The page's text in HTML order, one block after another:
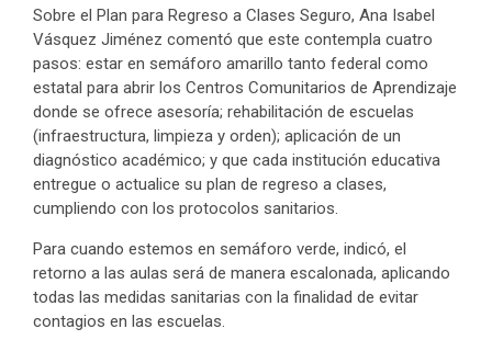
Sobre el Plan para Regreso a Clases Seguro, Ana Isabel
Vásquez Jiménez comentó que este contempla cuatro
pasos: estar en semáforo amarillo tanto federal como
estatal para abrir los Centros Comunitarios de Aprendizaje
donde se ofrece asesoría; rehabilitación de escuelas
(infraestructura, limpieza y orden); aplicación de un
diagnóstico académico; y que cada institución educativa
entregue o actualice su plan de regreso a clases,
cumpliendo con los protocolos sanitarios.
Para cuando estemos en semáforo verde, indicó, el
retorno a las aulas será de manera escalonada, aplicando
todas las medidas sanitarias con la finalidad de evitar
contagios en las escuelas.